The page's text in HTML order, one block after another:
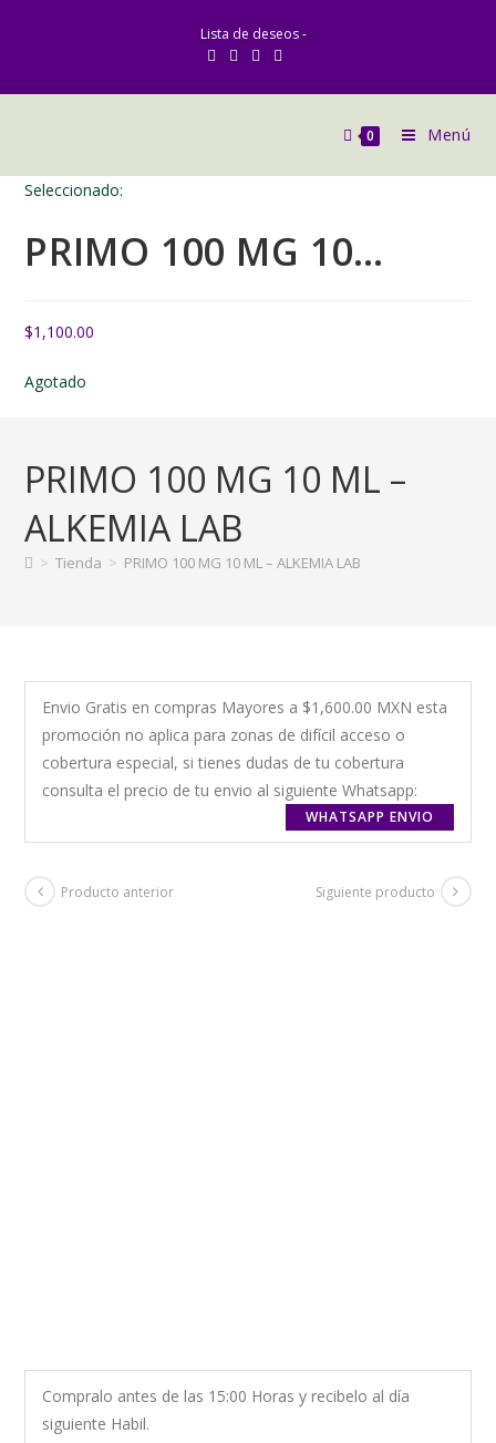
Lista de deseos -
0 Menú
Seleccionado:
PRIMO 100 MG 10…
$1,100.00
Agotado
PRIMO 100 MG 10 ML –
ALKEMIA LAB
> Tienda > PRIMO 100 MG 10 ML – ALKEMIA LAB
Envio Gratis en compras Mayores a $1,600.00 MXN esta
promoción no aplica para zonas de difícil acceso o
cobertura especial, si tienes dudas de tu cobertura
consulta el precio de tu envio al siguiente Whatsapp:
WHATSAPP ENVIO
Producto anterior Siguiente producto
Compralo antes de las 15:00 Horas y recibelo al día
siguiente Habil.